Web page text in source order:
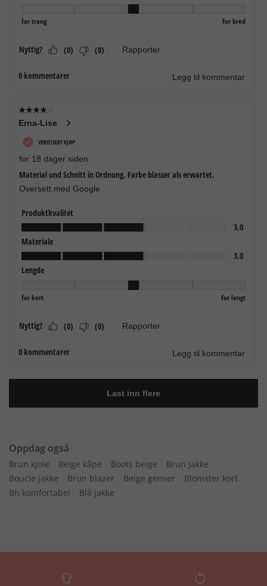
Oppdag også
Brun kjole Beige kåpe Boots beige
Brun jakke
Boucle jakke
Brun blazer Beige genser
Blomster kort
Bh komfortabel
Blå jakke